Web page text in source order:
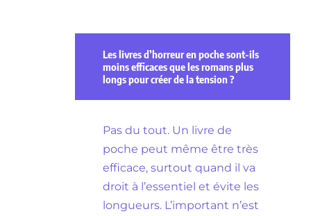
Les livres d’horreur en poche sont-ils
moins efficaces que les romans plus
longs pour créer de la tension ?
Pas du tout. Un livre de
poche peut même être très
efficace, surtout quand il va
droit à l’essentiel et évite les
longueurs. L’important n’est